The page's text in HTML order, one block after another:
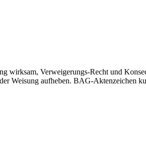
wirksam, Verweigerungs-Recht und
Weisung aufheben. BAG-Aktenzeichen